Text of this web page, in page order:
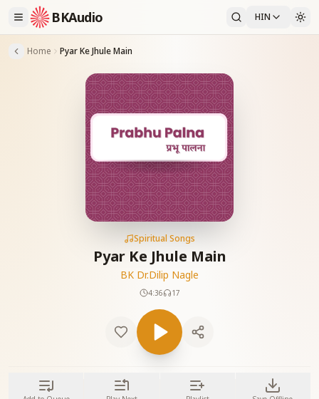
BKAudio HIN
Home Pyar Ke Jhule Main
Spiritual Songs
Pyar Ke Jhule Main
BK Dr.Dilip Nagle
4:36 17